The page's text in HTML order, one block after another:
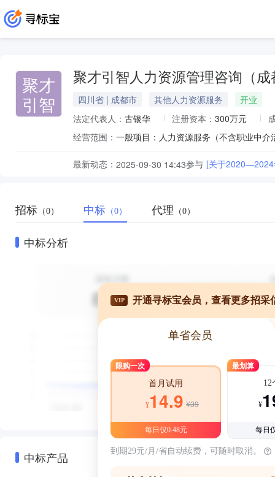
聚才
引智
聚才引智人力资源管理咨询（
四川省 | 成都市 其他人力资源服务
开业
法定代表人： 古银华 注册资本： 300万元
经营范围：
最新动态： 2025-09-30 14:43参与 [关于2020—2024
招标 （0） 中标 （0） 代理 （0）
中标分析
中标产品
VIP 开通寻标宝会员，查看更多招采
单省会员
限购一次
首月试用
¥14.9 ¥39
每日仅0.48元
最划算
12
¥
每日
到期29元/月/省自动续费，可随时取消。